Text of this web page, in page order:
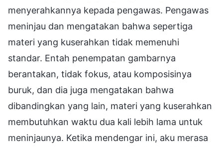
menyerahkannya kepada pengawas. Pengawas
meninjau dan mengatakan bahwa sepertiga
materi yang kuserahkan tidak memenuhi
standar. Entah penempatan gambarnya
berantakan, tidak fokus, atau komposisinya
buruk, dan dia juga mengatakan bahwa
dibandingkan yang lain, materi yang kuserahkan
membutuhkan waktu dua kali lebih lama untuk
meninjaunya. Ketika mendengar ini, aku merasa